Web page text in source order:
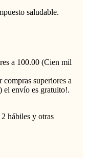
saludable.
a 100.00 (Cien mil
compras superiores a
el envío es gratuito!.
hábiles y otras